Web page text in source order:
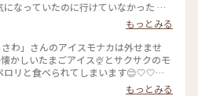
。 サッパリ系のたまごアイスがおい
リ！ いつもたくさんのお客さんがおら
さでした♪
もっとみる
わ」さんのアイスモナカは外せませ
かしいたまごアイス🍨とサクサクのモ
リと食べられてしまいます😌🤍🤍🤍 #
道 #アイス
もっとみる